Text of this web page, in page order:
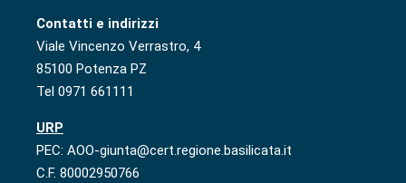
Contatti e indirizzi
Viale Vincenzo Verrastro, 4
85100 Potenza PZ
Tel 0971 661111
URP
PEC: AOO-giunta@cert.regione.basilicata.it
C.F. 80002950766